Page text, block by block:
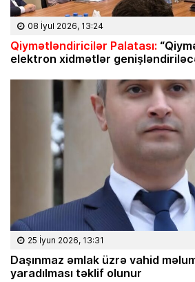
08 İyul 2026, 13:24
Qiymətləndiricilər Palatası:
elektron xidmətlər
25 İyun 2026, 13:31
Daşınmaz əmlak üzrə vahid
yaradılması təklif olunur